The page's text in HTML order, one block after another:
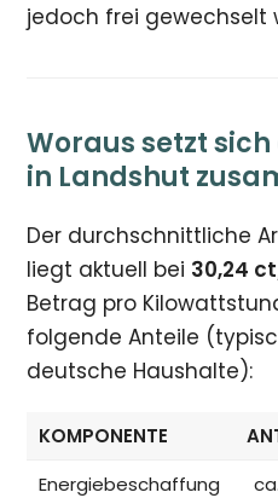
jedoch frei gewechselt
Woraus setzt
in Landshut
Der durchschnittliche
liegt aktuell bei 30,24
Betrag pro
folgende Anteile
deutsche Haushalte):
KOMPONENTE
Energiebeschaffung